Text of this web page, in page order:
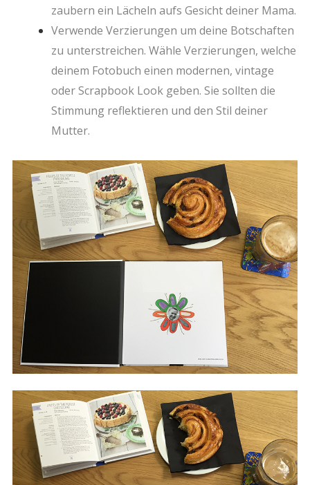
zaubern ein Lächeln aufs Gesicht deiner Mama.
Verwende Verzierungen um deine Botschaften
zu unterstreichen. Wähle Verzierungen, welche
deinem Fotobuch einen modernen, vintage
oder Scrapbook Look geben. Sie sollten die
Stimmung reflektieren und den Stil deiner
Mutter.